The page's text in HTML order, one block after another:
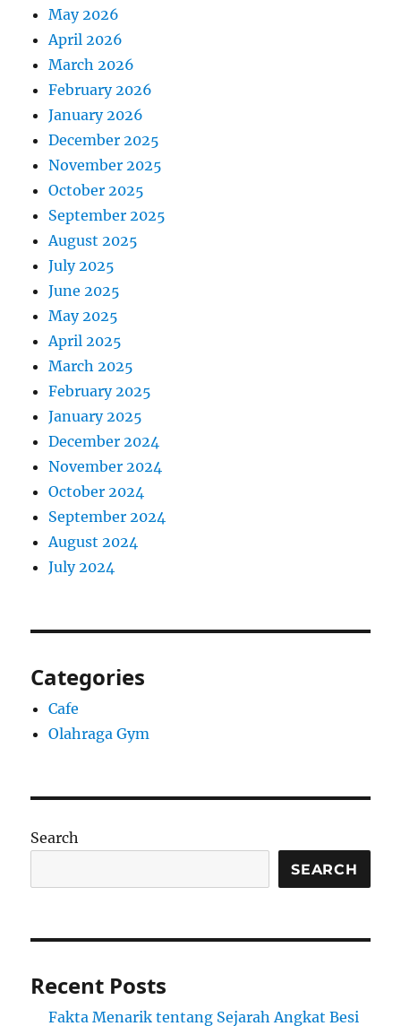
May 2026
April 2026
March 2026
February 2026
January 2026
December 2025
November 2025
October 2025
September 2025
August 2025
July 2025
June 2025
May 2025
April 2025
March 2025
February 2025
January 2025
December 2024
November 2024
October 2024
September 2024
August 2024
July 2024
Categories
Cafe
Olahraga Gym
Search
SEARCH
Recent Posts
Fakta Menarik tentang Sejarah Angkat Besi